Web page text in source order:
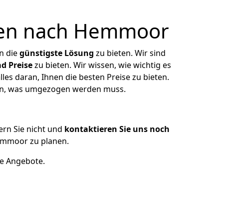
nach Hemmoor
diegünstigste Lösung zu bieten. Wir sind
Preisezu bieten. Wir wissen, wie wichtig es
daran, Ihnen die besten Preise zu bieten.
was umgezogen werden muss.
Sie nicht und kontaktieren Sie uns noch
zu planen.
Angebote.